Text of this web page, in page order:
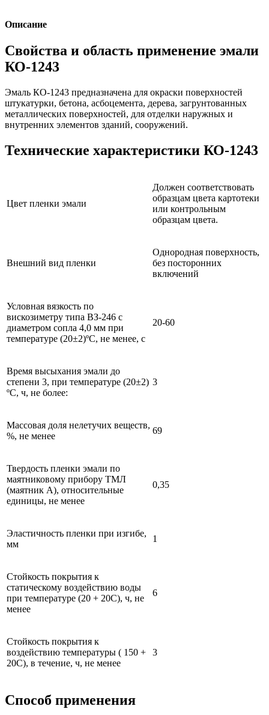
Описание
Свойства и область применение эмали
КО-1243
Эмаль КО-1243 предназначена для окраски поверхностей
штукатурки, бетона, асбоцемента, дерева, загрунтованных
металлических поверхностей, для отделки наружных и
внутренних элементов зданий, сооружений.
Технические характеристики КО-1243
Цвет пленки эмали
Должен соответствовать
образцам цвета картотеки
или контрольным
образцам цвета.
Внешний вид пленки
Однородная поверхность,
без посторонних
включений
Условная вязкость по
вискозиметру типа ВЗ-246 с
диаметром сопла 4,0 мм при
температуре (20±2)ºС, не менее, с
20-60
Время высыхания эмали до
степени 3, при температуре (20±2)
ºС, ч, не более:
3
Массовая доля нелетучих веществ,
%, не менее
69
Твердость пленки эмали по
маятниковому прибору ТМЛ
(маятник А), относительные
единицы, не менее
0,35
Эластичность пленки при изгибе,
мм
1
Стойкость покрытия к
статическому воздействию воды
при температуре (20 + 20С), ч, не
менее
6
Стойкость покрытия к
воздействию температуры ( 150 +
20С), в течение, ч, не менее
3
Способ применения